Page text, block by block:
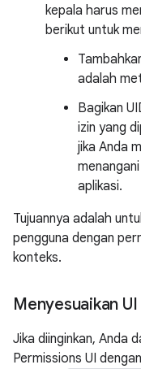
kepala harus
berikut untuk
adalah
Bagikan
izin yang
jika Anda
aplikasi.
Tujuannya adalah
pengguna dengan
konteks.
Menyesuaikan
Jika diinginkan, Anda
Permissions UI